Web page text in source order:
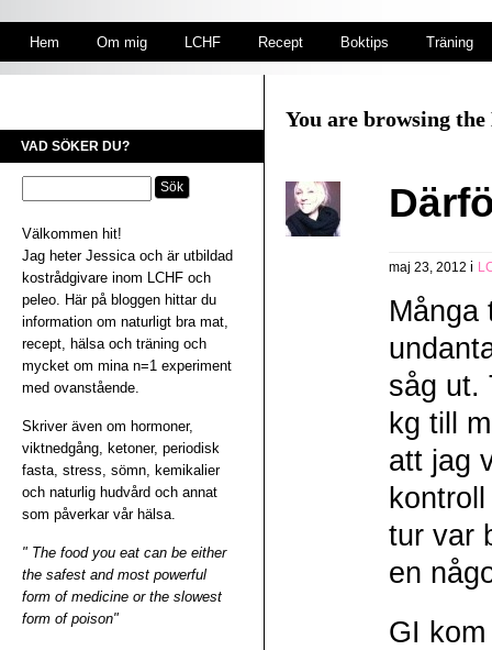
Hem Om mig LCHF Recept Boktips Träning
VAD SÖKER DU?
Välkommen hit!
Jag heter Jessica och är utbildad
kostrådgivare inom LCHF och
peleo. Här på bloggen hittar du
information om naturligt bra mat,
recept, hälsa och träning och
mycket om mina n=1 experiment
med ovanstående.
Skriver även om hormoner,
viktnedgång, ketoner, periodisk
fasta, stress, sömn, kemikalier
och naturlig hudvård och annat
som påverkar vår hälsa.
" The food you eat can be either
the safest and most powerful
form of medicine or the slowest
form of poison"
You are browsing
maj 23, 2012 i
Många
såg ut.
kg till
att jag
tur var
en
GI